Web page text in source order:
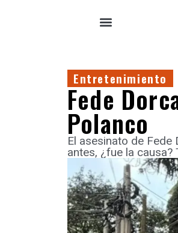
Entretenimiento
Fede
Polanco
El asesinato de
antes, ¿fue la